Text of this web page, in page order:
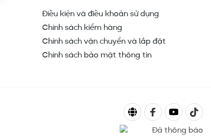
Điều kiện và điều khoản sử dụng
Chính sách kiểm hàng
Chính sách vận chuyển và lắp đặt
Chính sách bảo mật thông tin